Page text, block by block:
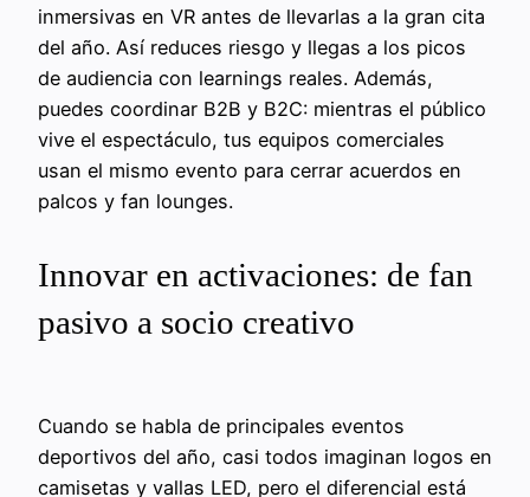
inmersivas en VR antes de llevarlas a la gran cita
del año. Así reduces riesgo y llegas a los picos
de audiencia con learnings reales. Además,
puedes coordinar B2B y B2C: mientras el público
vive el espectáculo, tus equipos comerciales
usan el mismo evento para cerrar acuerdos en
palcos y fan lounges.
Innovar en activaciones: de fan
pasivo a socio creativo
Cuando se habla de principales eventos
deportivos del año, casi todos imaginan logos en
camisetas y vallas LED, pero el diferencial está